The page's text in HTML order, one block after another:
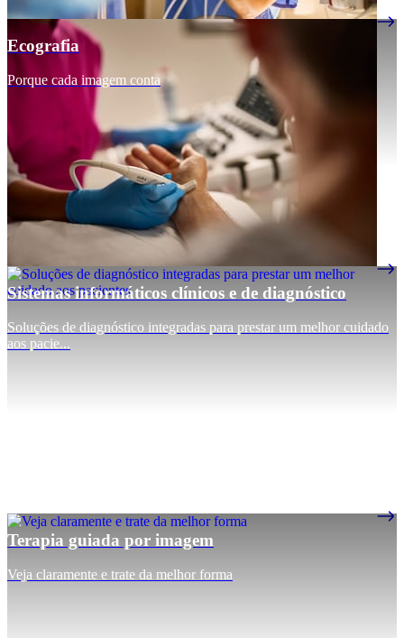
Ecografia
Porque cada imagem conta
Sistemas informáticos clínicos e de diagnóstico
Soluções de diagnóstico integradas para prestar um melhor cuidado
aos pacie...
Terapia guiada por imagem
Veja claramente e trate da melhor forma